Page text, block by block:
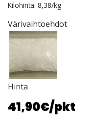
Kilohinta: 8,38/kg
Värivaihtoehdot
Hinta
41,90€/pkt